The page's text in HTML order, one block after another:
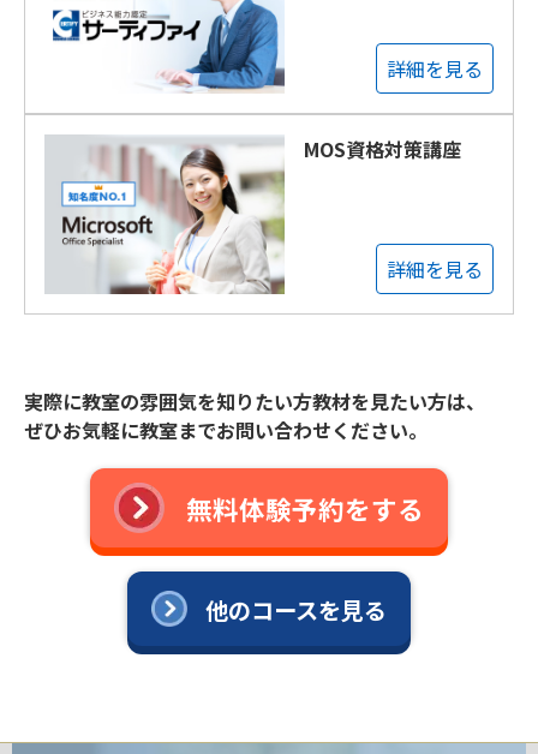
詳細を見る
MOS資格対策講座
詳細を見る
実際に教室の雰囲気を知りたい方教材を見たい方は、
ぜひお気軽に教室までお問い合わせください。
無料体験予約をする
他のコースを見る